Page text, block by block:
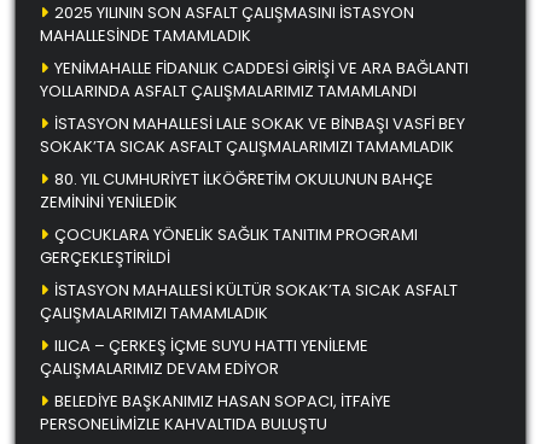
2025 YILININ SON ASFALT ÇALIŞMASINI İSTASYON
MAHALLESİNDE TAMAMLADIK
YENİMAHALLE FİDANLIK CADDESİ GİRİŞİ VE ARA BAĞLANTI
YOLLARINDA ASFALT ÇALIŞMALARIMIZ TAMAMLANDI
İSTASYON MAHALLESİ LALE SOKAK VE BİNBAŞI VASFİ BEY
SOKAK’TA SICAK ASFALT ÇALIŞMALARIMIZI TAMAMLADIK
80. YIL CUMHURİYET İLKÖĞRETİM OKULUNUN BAHÇE
ZEMİNİNİ YENİLEDİK
ÇOCUKLARA YÖNELİK SAĞLIK TANITIM PROGRAMI
GERÇEKLEŞTİRİLDİ
İSTASYON MAHALLESİ KÜLTÜR SOKAK’TA SICAK ASFALT
ÇALIŞMALARIMIZI TAMAMLADIK
ILICA – ÇERKEŞ İÇME SUYU HATTI YENİLEME
ÇALIŞMALARIMIZ DEVAM EDİYOR
BELEDİYE BAŞKANIMIZ HASAN SOPACI, İTFAİYE
PERSONELİMİZLE KAHVALTIDA BULUŞTU